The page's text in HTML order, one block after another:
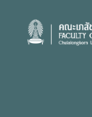
content